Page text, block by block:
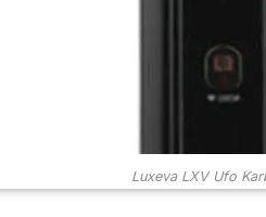
Luxeva LXV Ufo